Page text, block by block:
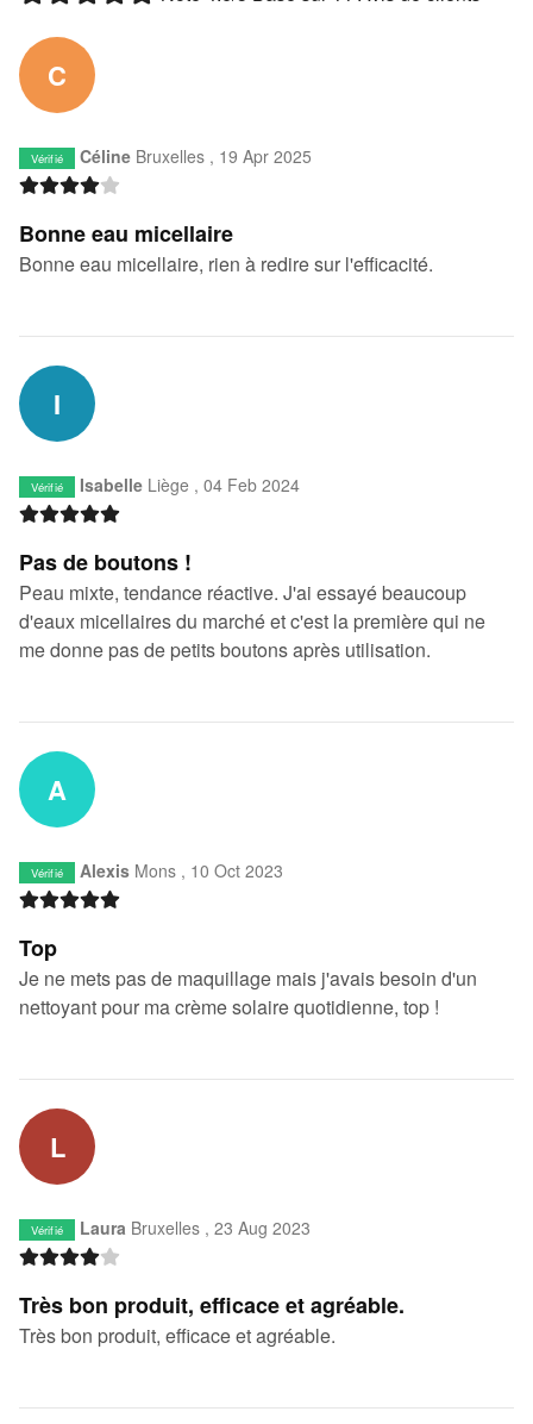
C
Vérifié CélineBruxelles , 19 Apr 2025
Bonne eau micellaire
Bonne eau micellaire, rien à redire sur l'efficacité.
I
Vérifié IsabelleLiège , 04 Feb 2024
Pas de boutons !
Peau mixte, tendance réactive. J'ai essayé beaucoup
d'eaux micellaires du marché et c'est la première qui ne
me donne pas de petits boutons après utilisation.
A
Vérifié AlexisMons , 10 Oct 2023
Top
Je ne mets pas de maquillage mais j'avais besoin d'un
nettoyant pour ma crème solaire quotidienne, top !
L
Vérifié Laura Bruxelles , 23 Aug 2023
Très bon produit, efficace et agréable.
Très bon produit, efficace et agréable.